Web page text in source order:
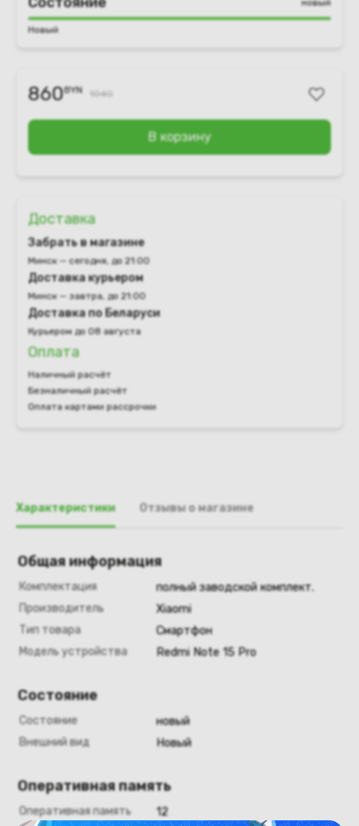
новый
Новый
860BYN 1040
В корзину
Доставка
Забрать в магазине
Минск — сегодня, до 21:00
Доставка курьером
Минск — завтра, до 21:00
Доставка по Беларуси
Курьером до 08 августа
Оплата
Наличный расчёт
Безналичный расчёт
Оплата картами рассрочки
Характеристики Отзывы о магазине
Общая информация
Комплектация
полный заводской комплект.
Производитель
Xiaomi
Тип товара
Смартфон
Модель устройства
Redmi Note 15 Pro
Состояние
Состояние
новый
Внешний вид
Новый
Оперативная память
Оперативная память 12